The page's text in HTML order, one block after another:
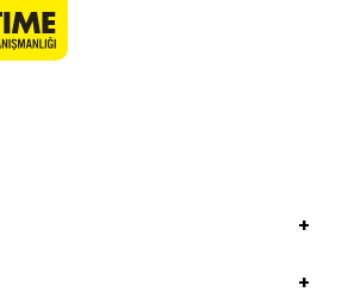
+
+